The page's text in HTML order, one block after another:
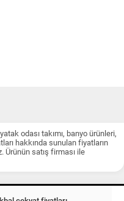
odası takımı, banyo ürünleri,
hakkında sunulan fiyatların
satış firması ile